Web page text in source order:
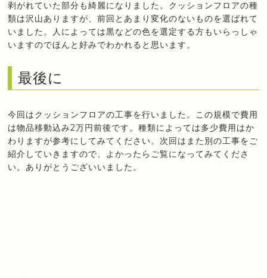
剥がれていた部分も綺麗になりました。クッションフロアの種
類は沢山ありますが、前回とあまり変化のないものを選ばれて
いました。人によっては黒などの色を選定する方もいらっしゃ
いますのでほんと好みでわかれると思います。
最後に
今回はクッションフロアの工事を行いました。この規模で費用
は物品移動込み2万円前後です。種類によっては多少費用はか
わりますが参考にしてみてください。次回はまた別の工事をご
紹介していきますので、よかったらご覧になってみてくださ
い。ありがとうございいました。